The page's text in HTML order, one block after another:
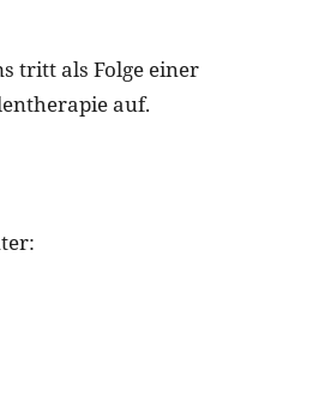
tritt als Folge einer
auf.